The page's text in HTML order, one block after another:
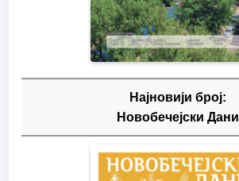
Најновији број:
Новобечејски Дани